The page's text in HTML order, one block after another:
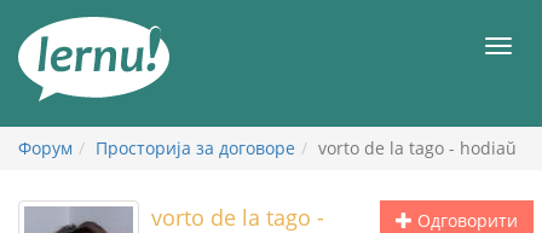
садржају
Форум Просторија за договоре vorto de la tago - hodiaŭ
Одговорити
vorto de la tago -